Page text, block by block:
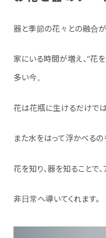
器と季節の花々との融合
家にいる時間が増え、“花
多い今。
花は花瓶に生けるだけでは
また水をはって浮かべるの
花を知り、器を知ることで、
非日常へ導いてくれます。